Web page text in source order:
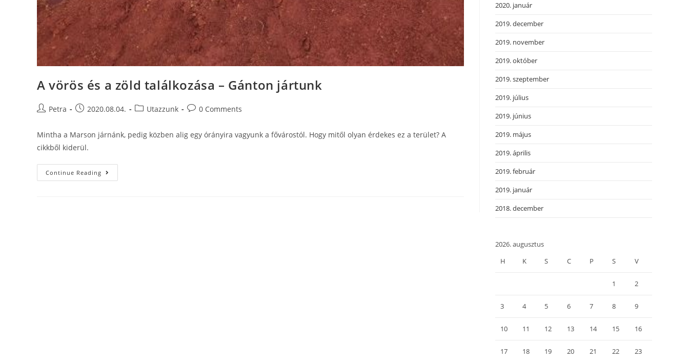
A vörös és a zöld találkozása – Gánton jártunk
Petra 2020.08.04. Utazzunk 0 Comments
Mintha a Marson járnánk, pedig közben alig egy órányira vagyunk a fővárostól. Hogy mitől olyan érdekes ez a terület? A
cikkből kiderül.
Continue Reading
2020. január
2019. december
2019. november
2019. október
2019. szeptember
2019. július
2019. június
2019. május
2019. április
2019. február
2019. január
2018. december
2026. augusztus
H
K S C P S V
1 2
3 4 5 6 7 8 9
10 11 12 13 14 15 16
17 18 19 20 21 22 23